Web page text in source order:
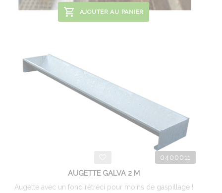
AJOUTER AU PANIER
0400011
AUGETTE GALVA 2 M
Augette avec un fond rétréci pour moins de gaspillage !